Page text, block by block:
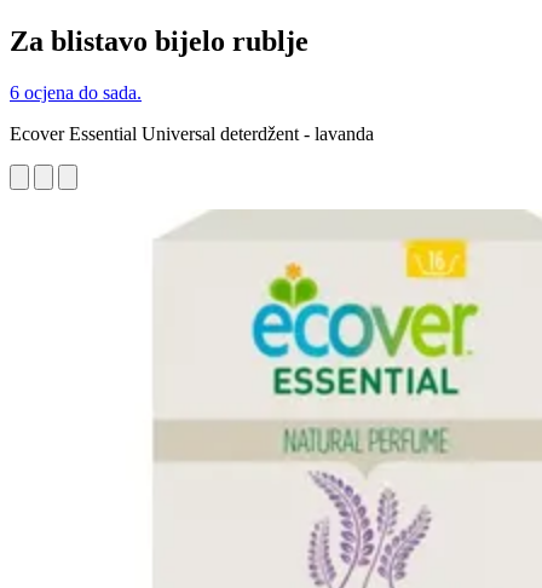
Za blistavo bijelo rublje
6 ocjena do sada.
Ecover Essential Universal deterdžent - lavanda